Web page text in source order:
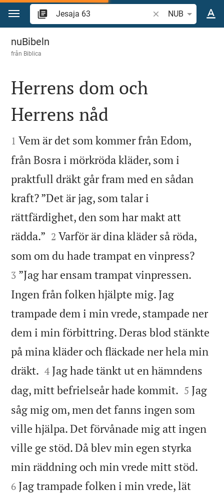
Hoppa till innehåll
Sök bibelvers eller
NUB
Jesaja 63
nuBibeln
från Biblica

Herrens dom och
Herrens nåd

1 Vem är det som kommer från Edom,
från Bosra i mörkröda kläder, som i
praktfull dräkt går fram med en sådan
kraft? ”Det är jag, som talar i
rättfärdighet, den som har makt att
rädda.” 

2 Varför är dina kläder så röda,
som om du hade trampat en vinpress?
3 ”Jag har ensam trampat vinpressen.
Ingen från folken hjälpte mig. Jag
trampade dem i min vrede, stampade ner
dem i min förbittring. Deras blod stänkte
på mina kläder och fläckade ner hela min
dräkt. 

4 Jag hade tänkt ut en hämndens
dag, mitt befrielseår hade kommit. 

5 Jag
såg mig om, men det fanns ingen som
ville hjälpa. Det förvånade mig att ingen
ville ge stöd. Då blev min egen styrka
min räddning och min vrede mitt stöd.
6 Jag trampade folken i min vrede, lät